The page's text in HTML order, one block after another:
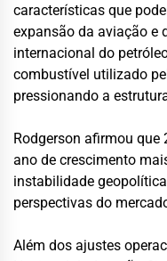
características que
expansão da aviação e
internacional do
combustível utilizado
pressionando a
Rodgerson afirmou
ano de crescimento
instabilidade
perspectivas do
Além dos ajustes